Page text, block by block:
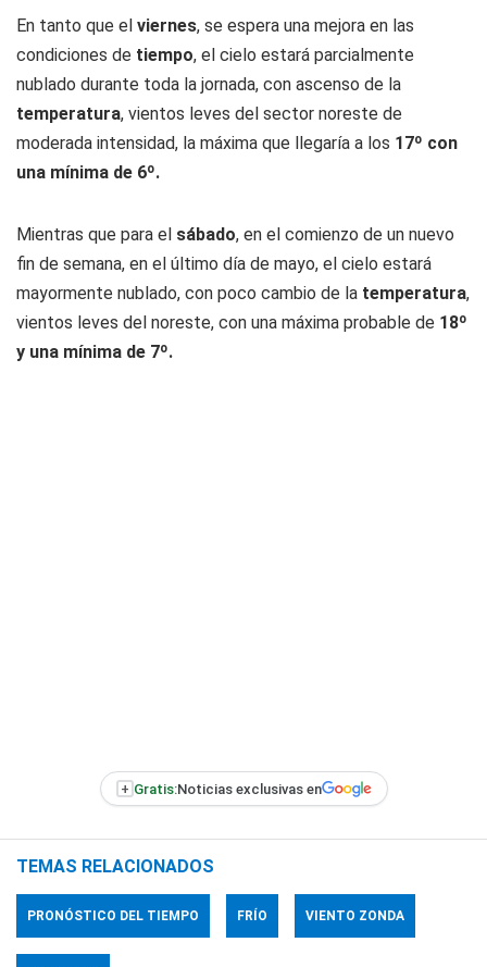
En tanto que el viernes, se espera una mejora en las
condiciones de tiempo, el cielo estará parcialmente
nublado durante toda la jornada, con ascenso de la
temperatura, vientos leves del sector noreste de
moderada intensidad, la máxima que llegaría a los 17º con
una mínima de 6º.
Mientras que para el sábado, en el comienzo de un nuevo
fin de semana, en el último día de mayo, el cielo estará
mayormente nublado, con poco cambio de la temperatura,
vientos leves del noreste, con una máxima probable de 18º
y una mínima de 7º.
+ Gratis:Noticias exclusivas en
TEMAS RELACIONADOS
PRONÓSTICO DEL TIEMPO FRÍO VIENTO ZONDA